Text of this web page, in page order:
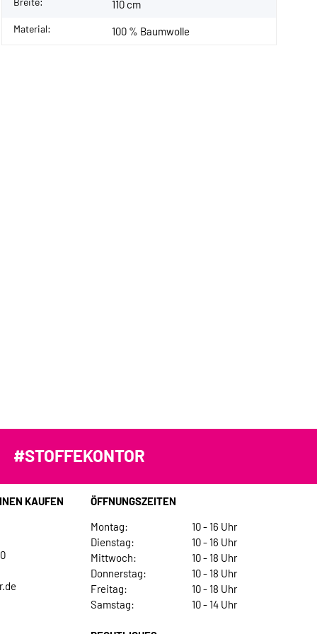
110 cm
Material: 100 % Baumwolle
#STOFFEKONTOR
KAUFEN
ÖFFNUNGSZEITEN
Montag:
10 - 16 Uhr
Dienstag:
10 - 16 Uhr
Mittwoch:
10 - 18 Uhr
Donnerstag:
10 - 18 Uhr
Freitag:
10 - 18 Uhr
Samstag:
10 - 14 Uhr